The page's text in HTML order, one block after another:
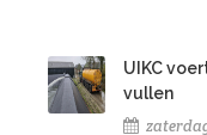
UIKC
vullen